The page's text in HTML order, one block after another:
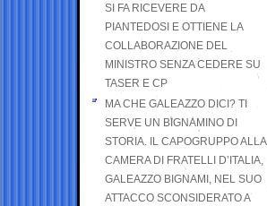
SI FA RICEVERE DA
PIANTEDOSI E OTTIENE LA
COLLABORAZIONE DEL
MINISTRO SENZA CEDERE SU
TASER E CP
MA CHE GALEAZZO DICI? TI
SERVE UN BIGNAMINO DI
STORIA. IL CAPOGRUPPO ALLA
CAMERA DI FRATELLI D’ITALIA,
GALEAZZO BIGNAMI, NEL SUO
ATTACCO SCONSIDERATO A